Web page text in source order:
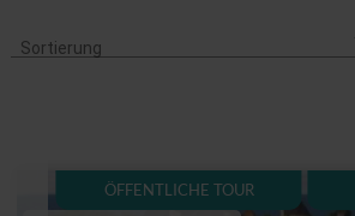
Sortierung
Sortierung
ÖFFENTLICHE TOUR